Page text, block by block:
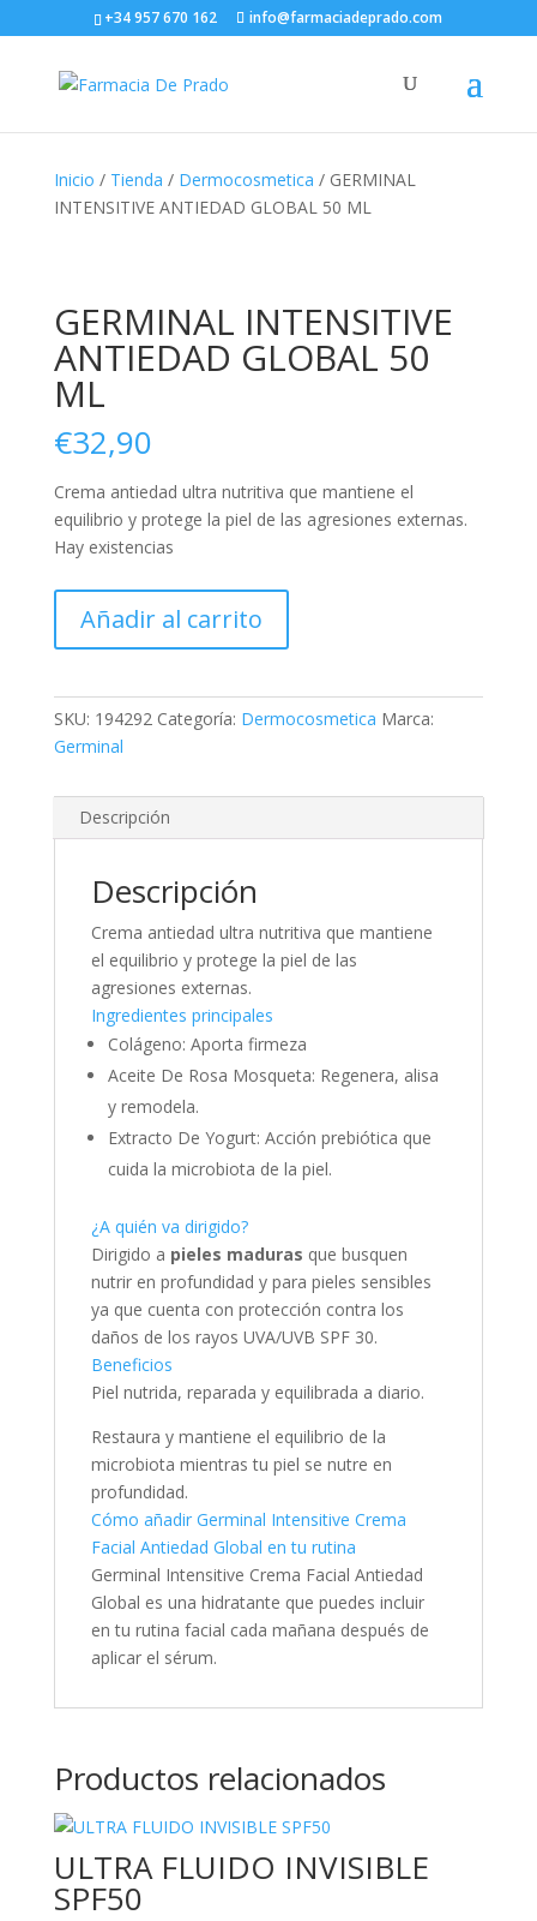
+34 957 670 162 info@farmaciadeprado.com
Inicio / Tienda / Dermocosmetica / GERMINAL
INTENSITIVE ANTIEDAD GLOBAL 50 ML
GERMINAL INTENSITIVE
ANTIEDAD GLOBAL 50
ML
€32,90
Crema antiedad ultra nutritiva que mantiene el
equilibrio y protege la piel de las agresiones externas.
Hay existencias
INTENSITIVE
ANTIEDAD
50
ML
Añadir al carrito
SKU: 194292 Categoría: Dermocosmetica Marca:
Germinal
Descripción
Descripción
Crema antiedad ultra nutritiva que mantiene
el equilibrio y protege la piel de las
agresiones externas.
Ingredientes principales
Colágeno: Aporta firmeza
Aceite De Rosa Mosqueta: Regenera, alisa
y remodela.
Extracto De Yogurt: Acción prebiótica que
cuida la microbiota de la piel.
¿A quién va dirigido?
Dirigido a pieles maduras que busquen
nutrir en profundidad y para pieles sensibles
ya que cuenta con protección contra los
daños de los rayos UVA/UVB SPF 30.
Beneficios
Piel nutrida, reparada y equilibrada a diario.
Restaura y mantiene el equilibrio de la
microbiota mientras tu piel se nutre en
profundidad.
Cómo añadir Germinal Intensitive Crema
Facial Antiedad Global en tu rutina
Germinal Intensitive Crema Facial Antiedad
Global es una hidratante que puedes incluir
en tu rutina facial cada mañana después de
aplicar el sérum.
Productos relacionados
ULTRA FLUIDO INVISIBLE
SPF50